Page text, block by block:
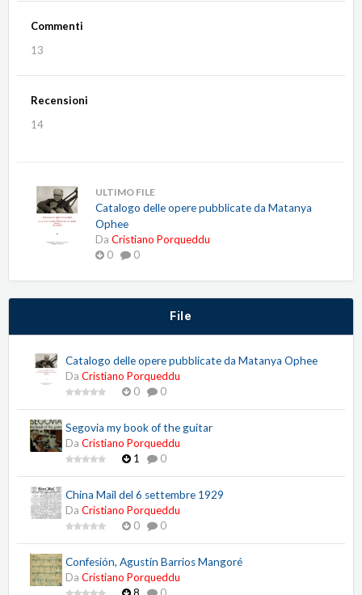
Commenti
13
Recensioni
14
ULTIMO FILE
Catalogo delle opere pubblicate da Matanya
Ophee
Da Cristiano Porqueddu
0
0
File
Catalogo delle opere pubblicate da Matanya Ophee
Da Cristiano Porqueddu
0
0
Segovia my book of the guitar
Da Cristiano Porqueddu
1
0
China Mail del 6 settembre 1929
Da Cristiano Porqueddu
0
0
Confesión, Agustín Barrios Mangoré
Da Cristiano Porqueddu